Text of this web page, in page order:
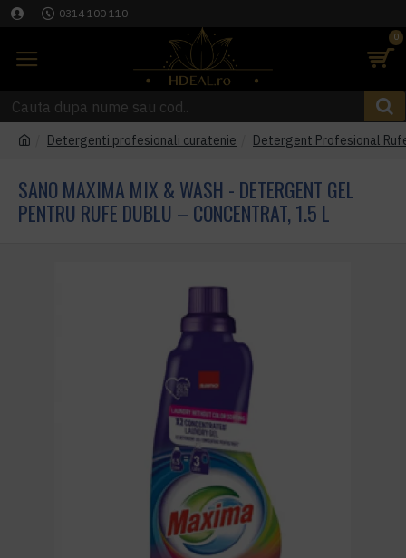
0314 100 110
0
Detergenti profesionali curatenie Detergent Profesional
SANO MAXIMA MIX & WASH - DETERGENT GEL
PENTRU RUFE DUBLU – CONCENTRAT, 1.5 L